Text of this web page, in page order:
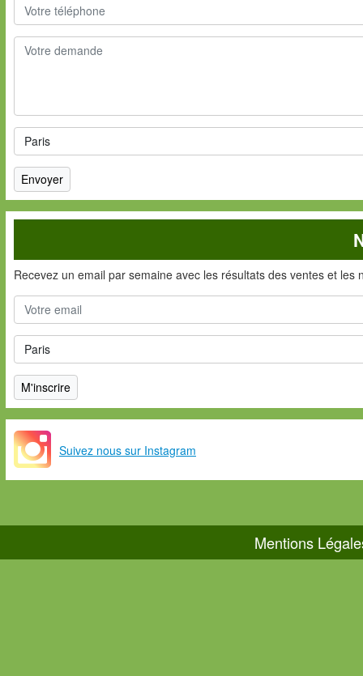
Recevez un email par semaine avec les résultats des ventes et
Suivez nous sur Instagram
Mentions